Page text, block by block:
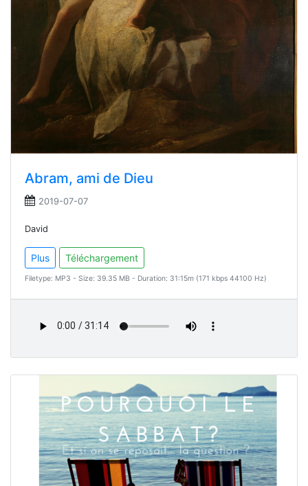
Abram, ami de Dieu
2019-07-07
David
Plus Téléchargement
Filetype: MP3 - Size: 39.35 MB - Duration: 31:15m (171 kbps 44100 Hz)